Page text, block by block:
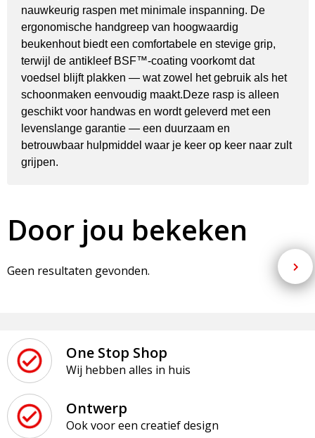
nauwkeurig raspen met minimale inspanning. De
ergonomische handgreep van hoogwaardig
beukenhout biedt een comfortabele en stevige grip,
terwijl de antikleef BSF™-coating voorkomt dat
voedsel blijft plakken — wat zowel het gebruik als het
schoonmaken eenvoudig maakt.Deze rasp is alleen
geschikt voor handwas en wordt geleverd met een
levenslange garantie — een duurzaam en
betrouwbaar hulpmiddel waar je keer op keer naar zult
grijpen.
Door jou bekeken
Geen resultaten gevonden.
One Stop Shop
Wij hebben alles in huis
Ontwerp
Ook voor een creatief design